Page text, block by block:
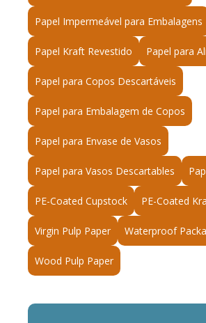
Papel Impermeável para Embalagens
Papel Kraft Revestido Papel para
Papel para Copos Descartáveis
Papel para Embalagem de Copos
Papel para Envase de Vasos
Papel para Vasos Descartables
PE-Coated Cupstock PE-Coated
Virgin Pulp Paper Waterproof
Wood Pulp Paper